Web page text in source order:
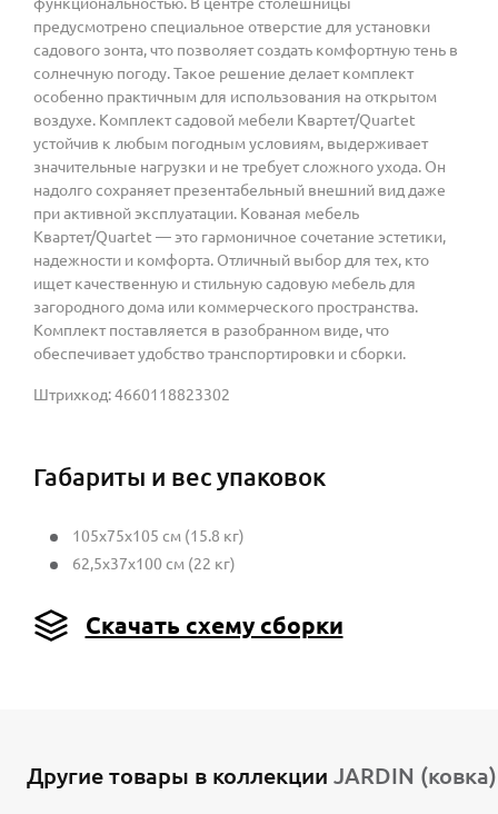
предусмотрено специальное отверстие для установки
садового зонта, что позволяет создать комфортную тень в
солнечную погоду. Такое решение делает комплект
особенно практичным для использования на открытом
воздухе. Комплект садовой мебели Квартет/Quartet
устойчив к любым погодным условиям, выдерживает
значительные нагрузки и не требует сложного ухода. Он
надолго сохраняет презентабельный внешний вид даже
при активной эксплуатации. Кованая мебель
Квартет/Quartet — это гармоничное сочетание эстетики,
надежности и комфорта. Отличный выбор для тех, кто
ищет качественную и стильную садовую мебель для
загородного дома или коммерческого пространства.
Комплект поставляется в разобранном виде, что
обеспечивает удобство транспортировки и сборки.
Штрихкод: 4660118823302
Габариты и вес упаковок
105x75x105 см (15.8 кг)
62,5x37x100 см (22 кг)
Скачать схему сборки
Другие товары в коллекции JARDIN (ковка)